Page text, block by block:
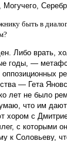
быть в
Либо врать,
годы, —
— Гета
лет не было
что им
хором с
с которыми
к Соловьеву,